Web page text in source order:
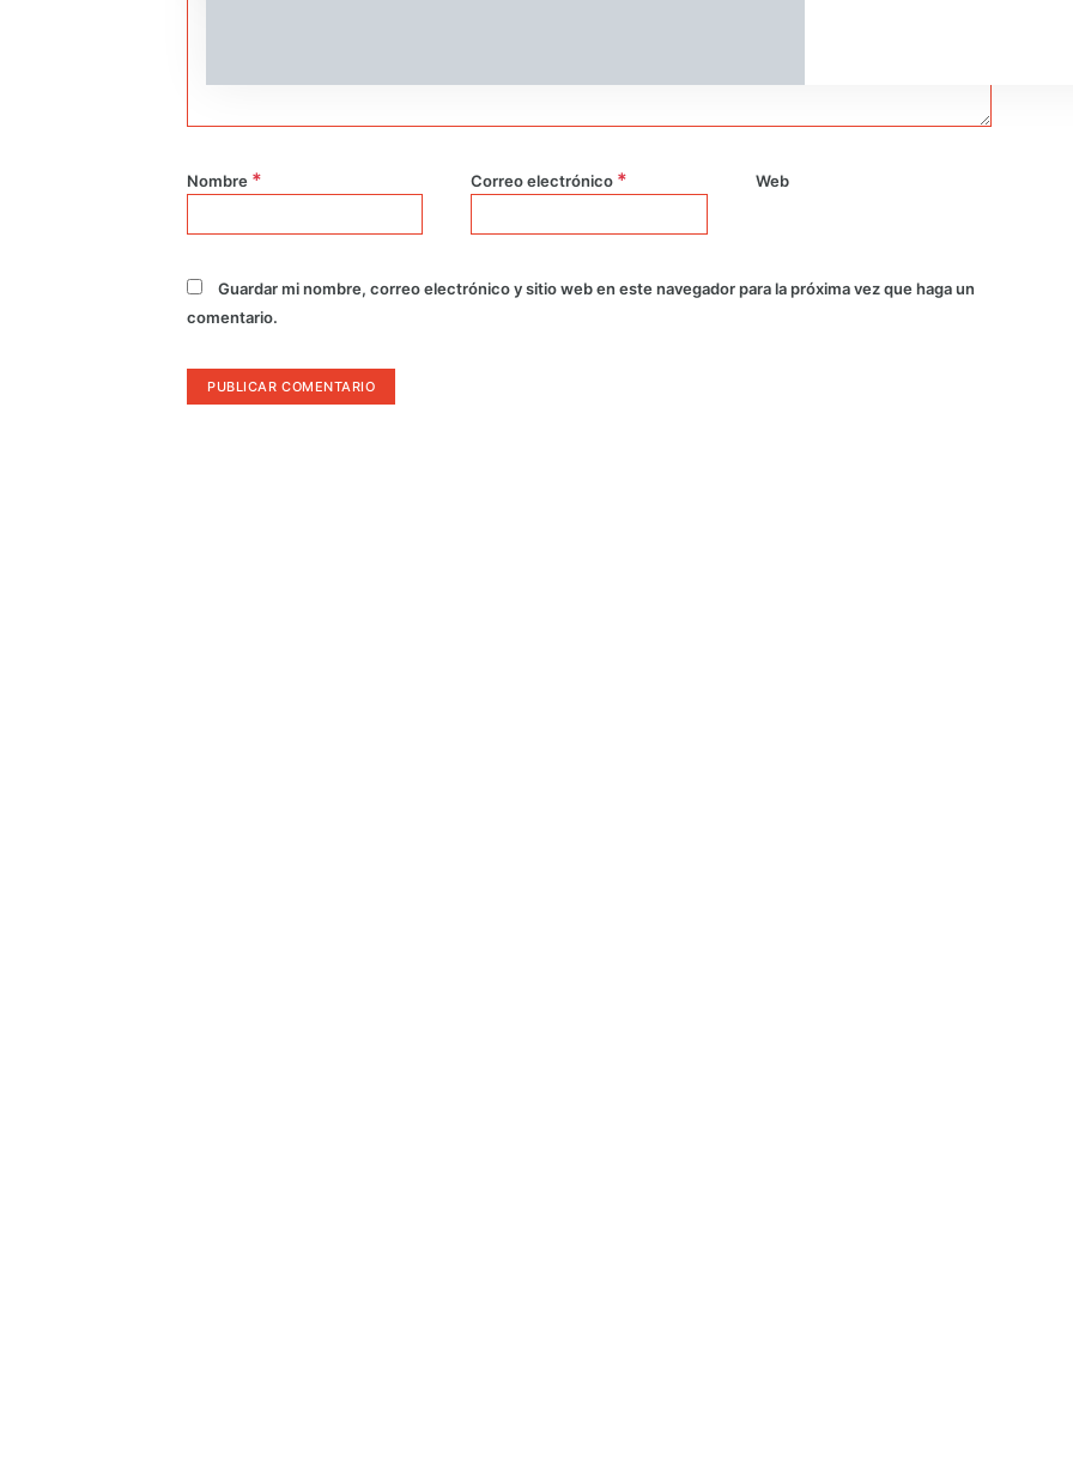
Nombre * Correo electrónico * Web
Guardar mi nombre, correo electrónico y sitio web en este navegador para la próxima vez que haga un
comentario.